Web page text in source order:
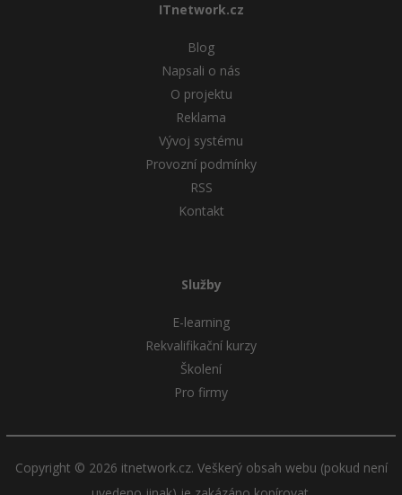
ITnetwork.cz
Blog
Napsali o nás
O projektu
Reklama
Vývoj systému
Provozní podmínky
RSS
Kontakt
Služby
E-learning
Rekvalifikační kurzy
Školení
Pro firmy
Copyright © 2026 itnetwork.cz. Veškerý obsah webu (pokud není